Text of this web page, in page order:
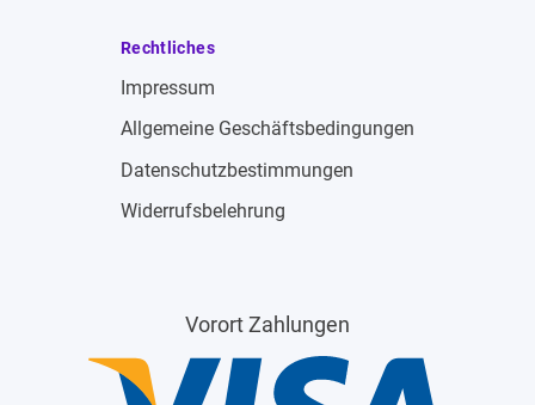
Rechtliches
Impressum
Allgemeine Geschäftsbedingungen
Datenschutzbestimmungen
Widerrufsbelehrung
Vorort Zahlungen